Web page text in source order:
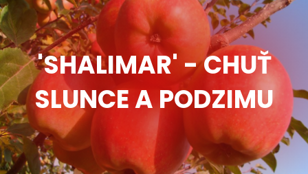
'SHALIMAR' - CHUŤ
SLUNCE A PODZIMU